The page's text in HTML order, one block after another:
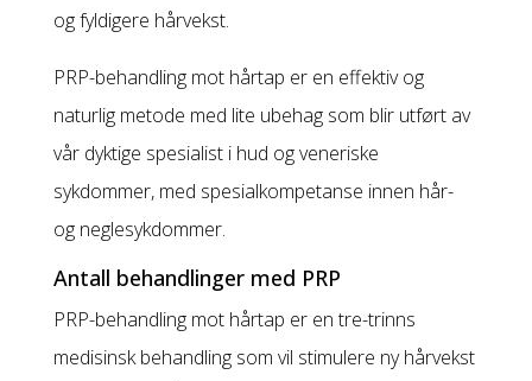
og fyldigere hårvekst.
PRP-behandling mot hårtap er en effektiv og
naturlig metode med lite ubehag som blir utført av
vår dyktige spesialist i hud og veneriske
sykdommer, med spesialkompetanse innen hår-
og neglesykdommer.
Antall behandlinger med PRP
PRP-behandling mot hårtap er en tre-trinns
medisinsk behandling som vil stimulere ny hårvekst